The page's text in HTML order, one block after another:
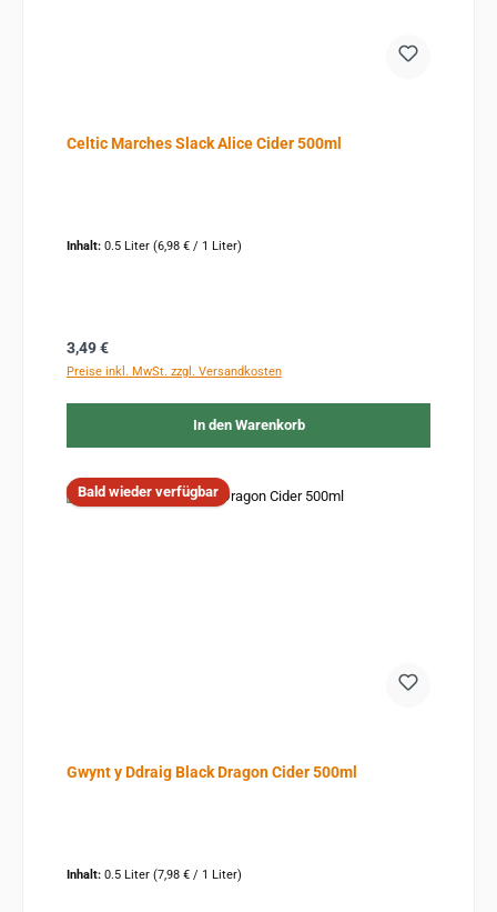
Celtic Marches Slack Alice Cider 500ml
Inhalt: 0.5 Liter (6,98 € / 1 Liter)
Regulärer Preis:
3,49 €
Preise inkl. MwSt. zzgl. Versandkosten
In den Warenkorb
Bald wieder verfügbar
Gwynt y Ddraig Black Dragon Cider 500ml
Inhalt: 0.5 Liter (7,98 € / 1 Liter)